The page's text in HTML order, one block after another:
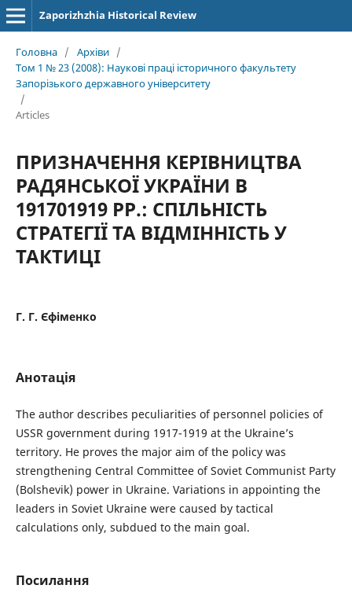
Zaporizhzhia Historical Review
Головна / Архіви /
Том 1 № 23 (2008): Наукові праці історичного факультету
Запорізького державного університету
/
Articles
ПРИЗНАЧЕННЯ КЕРІВНИЦТВА
РАДЯНСЬКОЇ УКРАЇНИ В
191701919 РР.: СПІЛЬНІСТЬ
СТРАТЕГІЇ ТА ВІДМІННІСТЬ У
ТАКТИЦІ
Г. Г. Єфіменко
Анотація
The author describes peculiarities of personnel policies of
USSR government during 1917-1919 at the Ukraine’s
territory. He proves the major aim of the policy was
strengthening Central Committee of Soviet Communist Party
(Bolshevik) power in Ukraine. Variations in appointing the
leaders in Soviet Ukraine were caused by tactical
calculations only, subdued to the main goal.
Посилання